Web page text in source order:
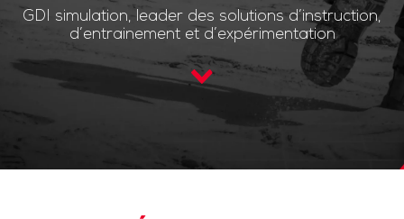
GDI simulation, leader des solutions d’instruction,
d’entrainement et d’expérimentation